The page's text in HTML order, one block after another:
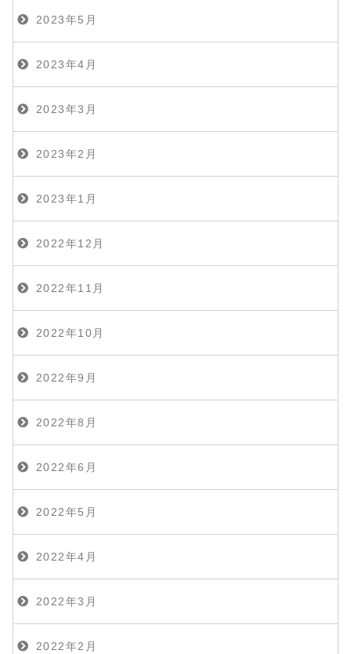
2023年5月
2023年4月
2023年3月
2023年2月
2023年1月
2022年12月
2022年11月
2022年10月
2022年9月
2022年8月
2022年6月
2022年5月
2022年4月
2022年3月
2022年2月